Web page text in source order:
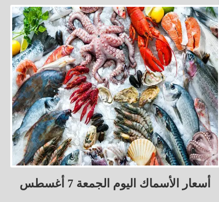
أسعار الأسماك اليوم الجمعة 7 أغسطس